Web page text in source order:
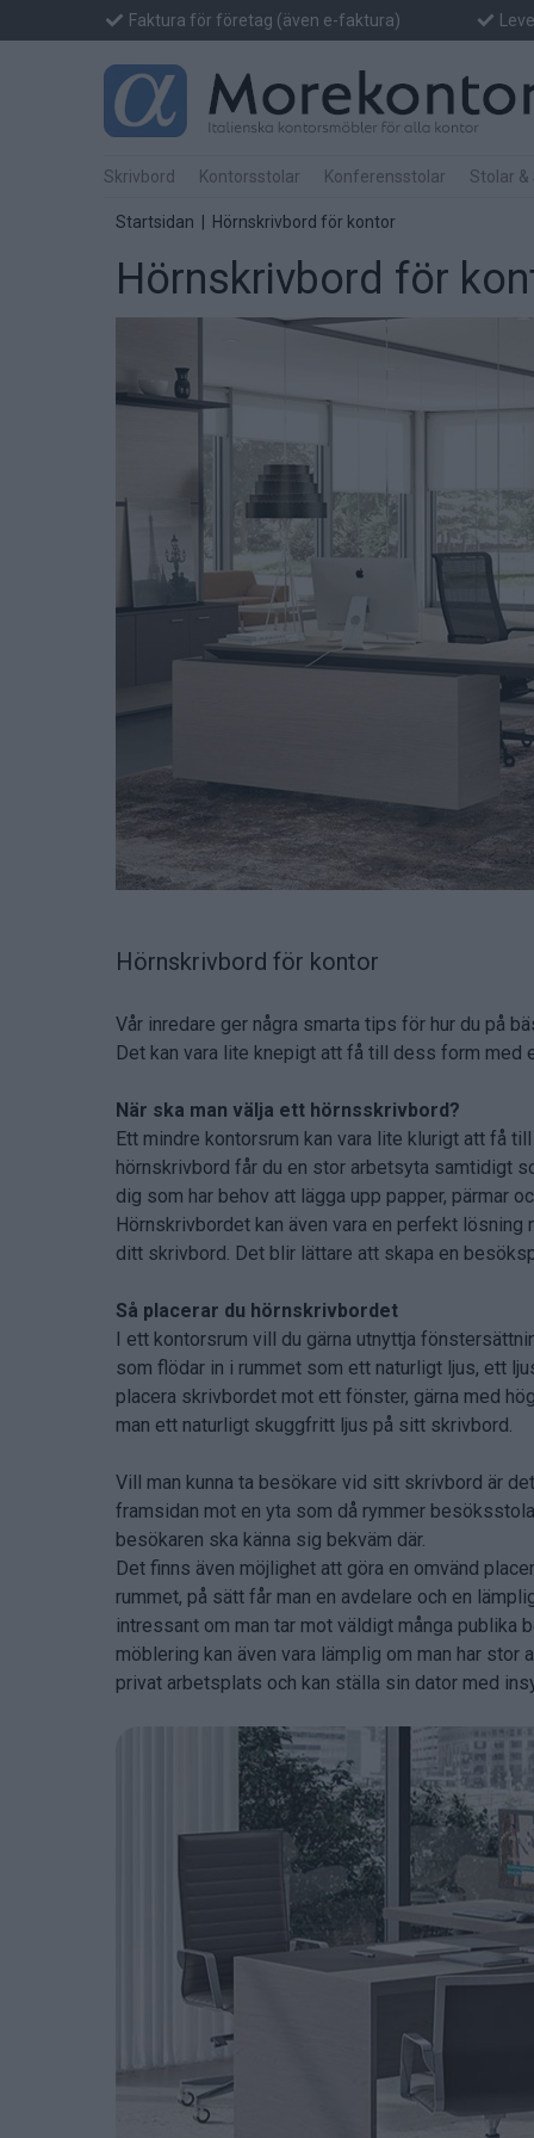
Faktura för företag (även e-faktura)
Skrivbord Kontorsstolar Konferensstolar Stolar
Startsidan Hörnskrivbord för kontor
Hörnskrivbord för
Hörnskrivbord för kontor
Vår inredare ger några smarta tips för hur du på
Det kan vara lite knepigt att få till dess form med
När ska man välja ett hörnsskrivbord?
Ett mindre kontorsrum kan vara lite klurigt att få
hörnskrivbord får du en stor arbetsyta samtidigt
dig som har behov att lägga upp papper, pärmar
Hörnskrivbordet kan även vara en perfekt
ditt skrivbord. Det blir lättare att skapa en
Så placerar du hörnskrivbordet
I ett kontorsrum vill du gärna utnyttja
som flödar in i rummet som ett naturligt ljus, ett
placera skrivbordet mot ett fönster, gärna med
man ett naturligt skuggfritt ljus på sitt skrivbord.
Vill man kunna ta besökare vid sitt skrivbord är
framsidan mot en yta som då rymmer
besökaren ska känna sig bekväm där.
Det finns även möjlighet att göra en omvänd
rummet, på sätt får man en avdelare och en
intressant om man tar mot väldigt många publika
möblering kan även vara lämplig om man har
privat arbetsplats och kan ställa sin dator med